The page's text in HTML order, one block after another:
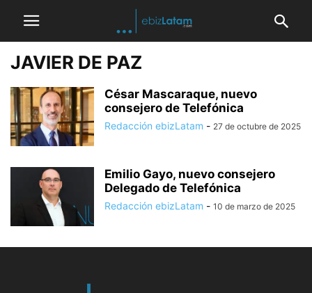
JAVIER DE PAZ
César Mascaraque, nuevo
consejero de Telefónica
Redacción ebizLatam - 27 de octubre de 2025
Emilio Gayo, nuevo consejero
Delegado de Telefónica
Redacción ebizLatam - 10 de marzo de 2025